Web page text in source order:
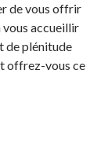
de vous offrir
vous accueillir
de plénitude
offrez-vous ce